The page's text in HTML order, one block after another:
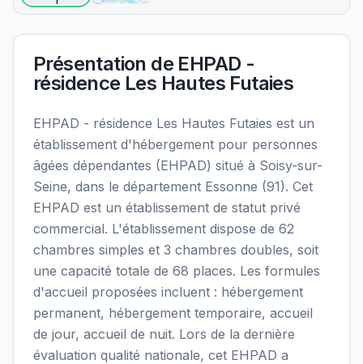
Présentation de EHPAD -
résidence Les Hautes Futaies
EHPAD - résidence Les Hautes Futaies est un
établissement d'hébergement pour personnes
âgées dépendantes (EHPAD) situé à Soisy-sur-
Seine, dans le département Essonne (91). Cet
EHPAD est un établissement de statut privé
commercial. L'établissement dispose de 62
chambres simples et 3 chambres doubles, soit
une capacité totale de 68 places. Les formules
d'accueil proposées incluent : hébergement
permanent, hébergement temporaire, accueil
de jour, accueil de nuit. Lors de la dernière
évaluation qualité nationale, cet EHPAD a